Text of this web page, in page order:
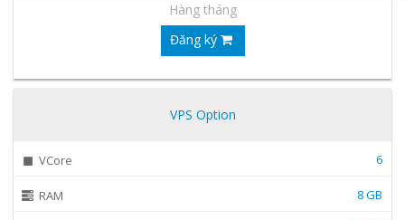
Hàng tháng
Đăng ký
VPS Option
VCore 6
RAM 8 GB